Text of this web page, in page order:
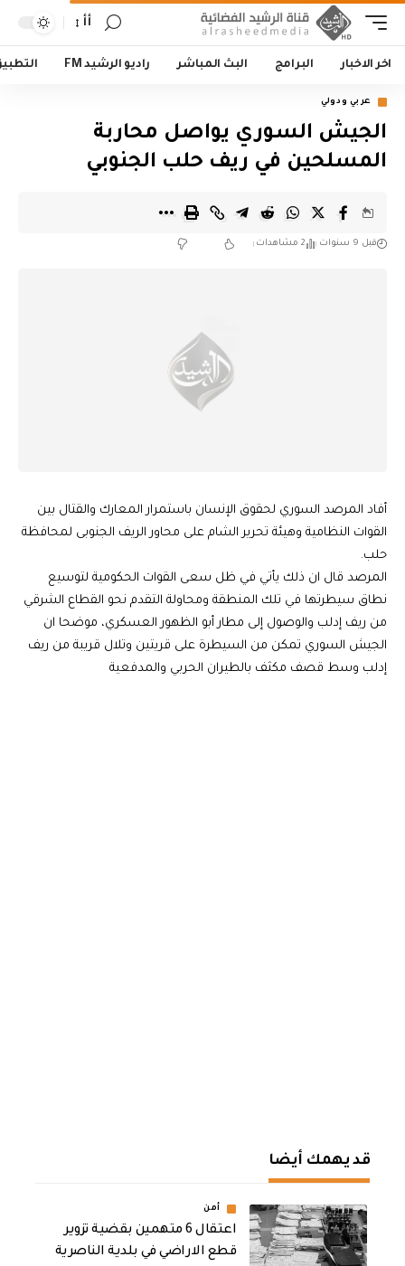
أأ
اخر الاخبار البرامج البث المباشر راديو الرشيد FM
عربي ودولي
الجيش السوري يواصل محاربة
المسلحين في ريف حلب الجنوبي
قبل 9 سنوات 2 مشاهدات
أفاد المرصد السوري لحقوق الإنسان باستمرار المعارك والقتال بين
القوات النظامية وهيئة تحرير الشام على محاور الريف الجنوبى لمحافظة
حلب.
المرصد قال ان ذلك يأتي في ظل سعى القوات الحكومية لتوسيع
نطاق سيطرتها في تلك المنطقة ومحاولة التقدم نحو القطاع الشرقي
من ريف إدلب والوصول إلى مطار أبو الظهور العسكري، موضحا ان
الجيش السوري تمكن من السيطرة على قريتين وتلال قريبة من ريف
إدلب وسط قصف مكثف بالطيران الحربي والمدفعية
قد يهمك أيضا
أمن
اعتقال 6 متهمين بقضية تزوير
قطع الاراضي في بلدية الناصرية